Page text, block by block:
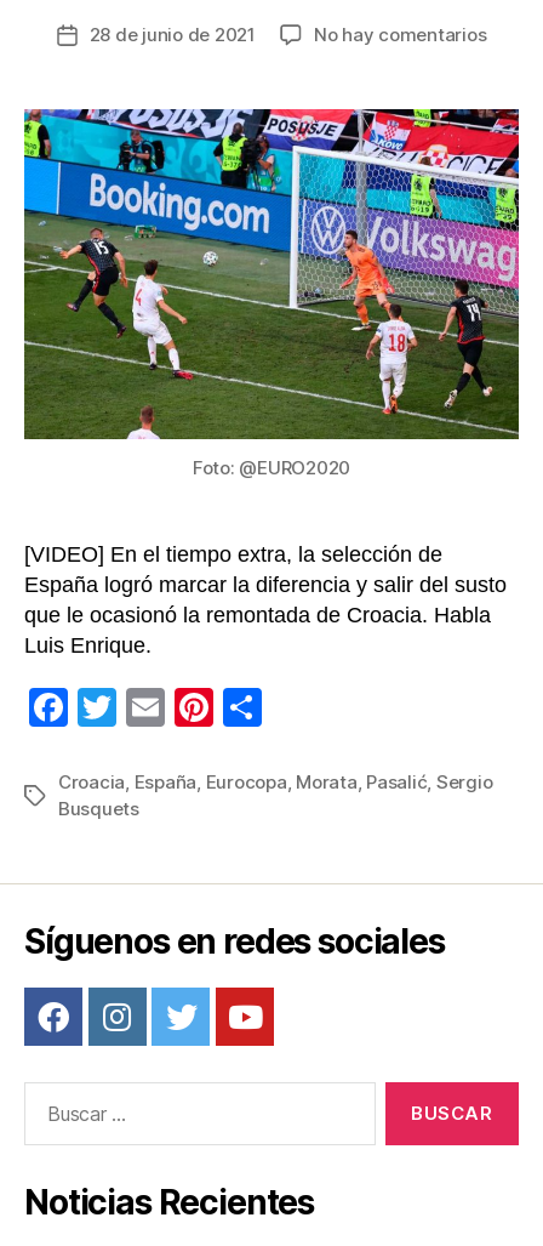
Fecha
entrada
28 de junio de 2021 No hay comentariosen
5-
3
a
y
se
a
de
final
de
la
Foto: @EURO2020
[VIDEO] En el tiempo extra, la selección de
España logró marcar la diferencia y salir del susto
que le ocasionó la remontada de Croacia. Habla
Luis Enrique.
F
c
e
o
k
T
tt
er
E
ail
Pi
er m
Etiquetas
Croacia, España, Eurocopa, Morata, Pasalić, Sergio
Busquets
Síguenos en redes sociales
Noticias Recientes